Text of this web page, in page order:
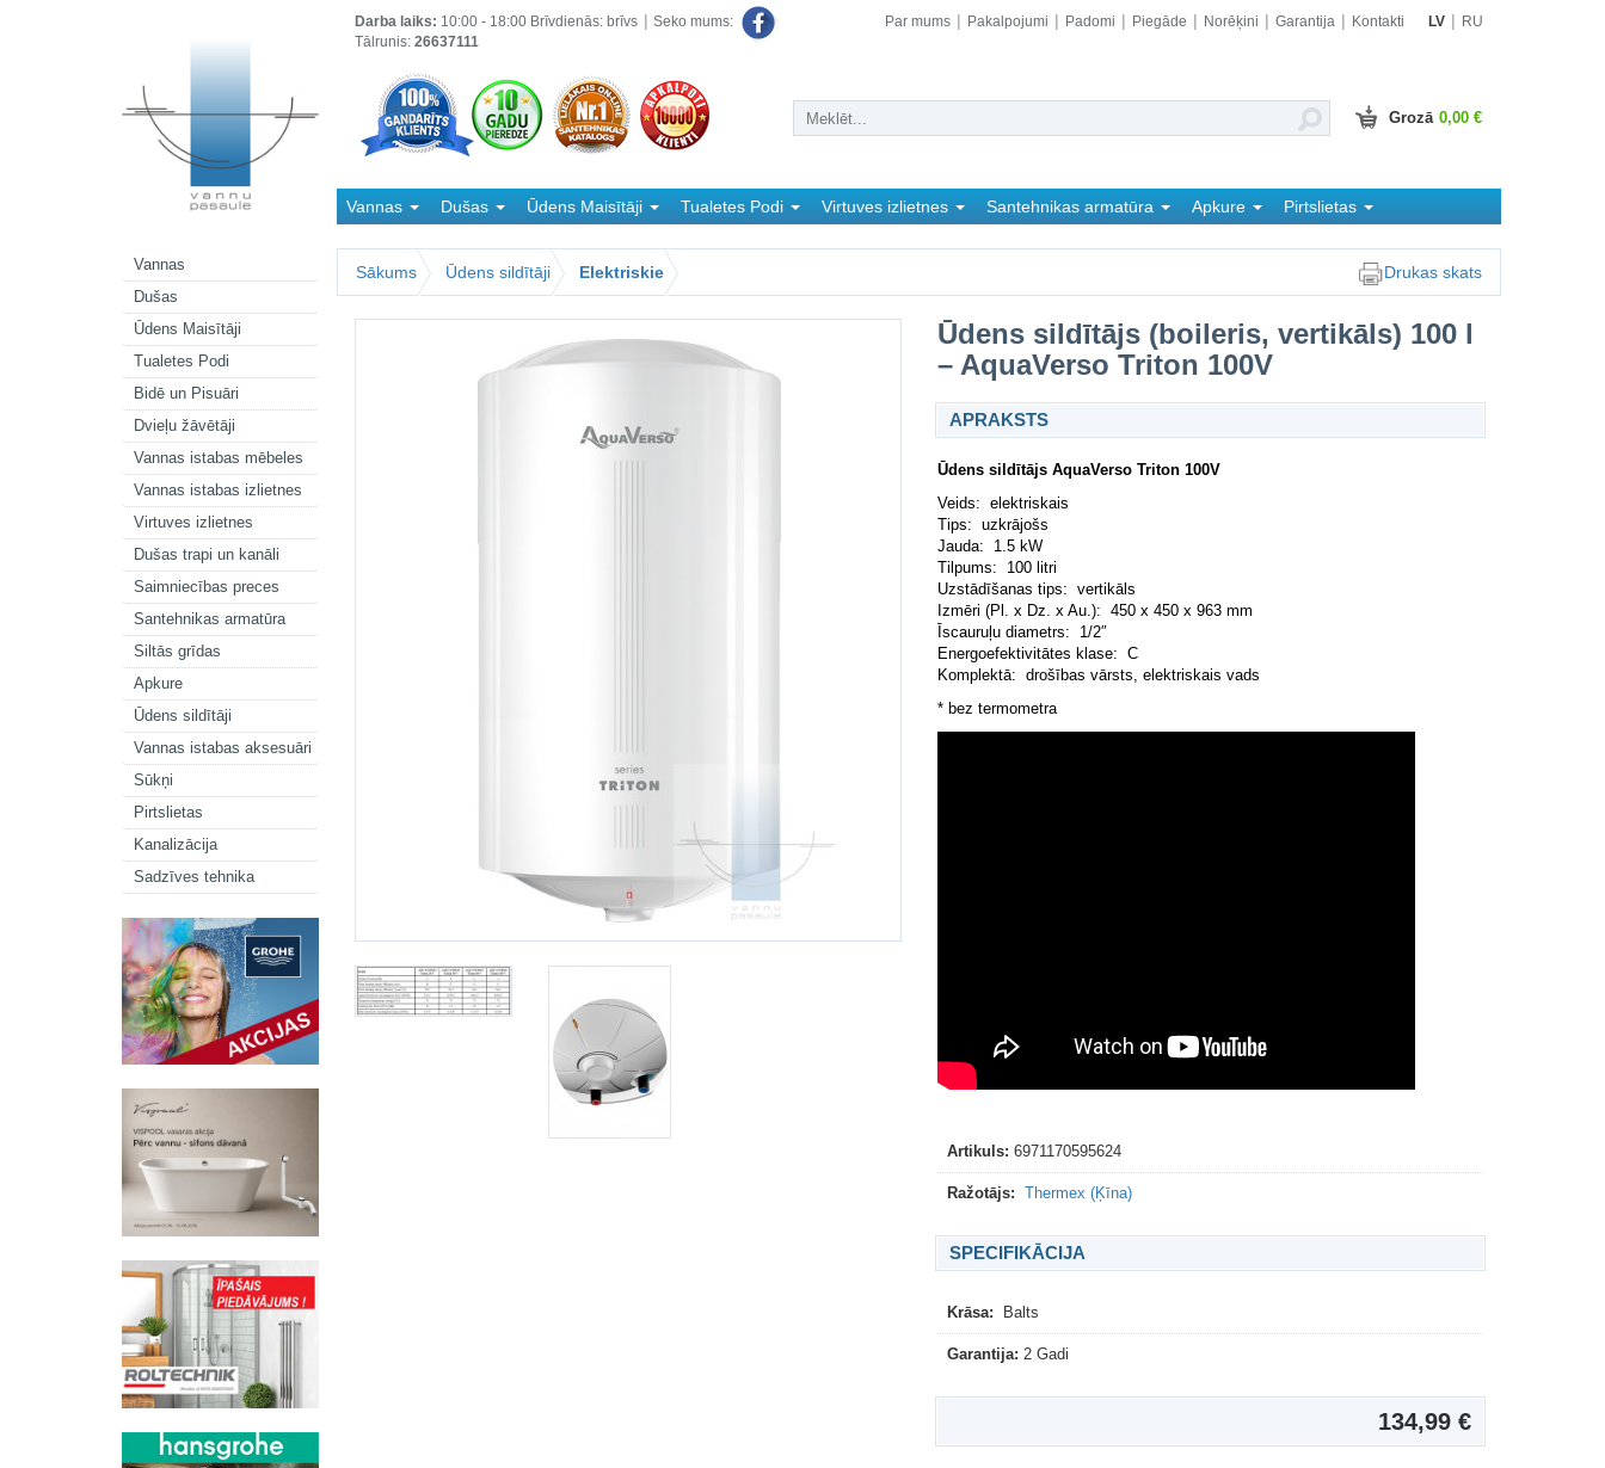
Vannas
Dušas
Ūdens Maisītāji
Tualetes Podi
Bidē un Pisuāri
Dvieļu žāvētāji
Vannas istabas mēbeles
Vannas istabas izlietnes
Virtuves izlietnes
Dušas trapi un kanāli
Saimniecības preces
Santehnikas armatūra
Siltās grīdas
Apkure
Ūdens sildītāji
Vannas istabas aksesuāri
Sūkņi
Pirtslietas
Kanalizācija
Sadzīves tehnika
Darba laiks: 10:00 - 18:00 Brīvdienās: brīvs
Tālrunis: 26637111
Seko mums: Par mums Pakalpojumi Padomi Piegāde Norēķini Garantija Kontakti LV RU
Grozā 0,00 €
Vannas Dušas Ūdens Maisītāji Tualetes Podi Virtuves izlietnes Santehnikas armatūra Apkure
Pirtslietas
Sākums
Ūdens sildītāji Elektriskie Drukas skats
Ūdens sildītājs (boileris, vertikāls) 100 l
– AquaVerso Triton 100V
APRAKSTS
Ūdens sildītājs AquaVerso Triton 100V
Veids: elektriskais
Tips: uzkrājošs
Jauda: 1.5 kW
Tilpums: 100 litri
Uzstādīšanas tips: vertikāls
Izmēri (Pl. x Dz. x Au.): 450 x 450 x 963 mm
Īscauruļu diametrs: 1/2″
Energoefektivitātes klase: С
Komplektā: drošības vārsts, elektriskais vads
* bez termometra
Artikuls: 6971170595624
Ražotājs: Thermex (Ķīna)
SPECIFIKĀCIJA
Krāsa: Balts
Garantija: 2 Gadi
134,99 €